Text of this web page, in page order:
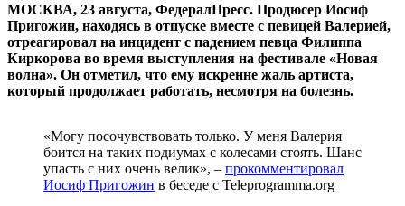
МОСКВА, 23 августа, ФедералПресс. Продюсер Иосиф
Пригожин, находясь в отпуске вместе с певицей Валерией,
отреагировал на инцидент с падением певца Филиппа
Киркорова во время выступления на фестивале «Новая
волна». Он отметил, что ему искренне жаль артиста,
который продолжает работать, несмотря на болезнь.
«Могу посочувствовать только. У меня Валерия
боится на таких подиумах с колесами стоять. Шанс
упасть с них очень велик», – прокомментировал
Иосиф Пригожин в беседе с Teleprogramma.org